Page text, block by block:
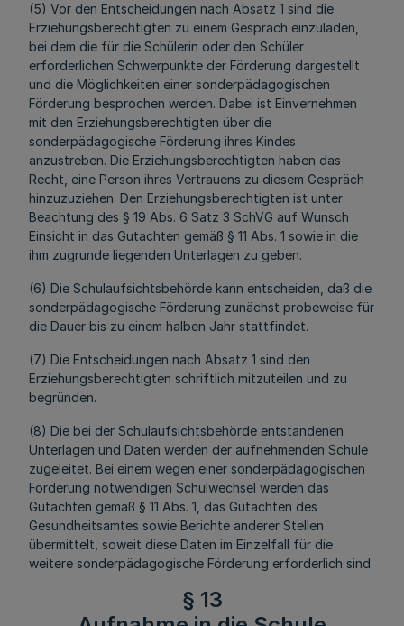
(5) Vor den Entscheidungen nach Absatz 1 sind die
Erziehungsberechtigten zu einem Gespräch einzuladen,
bei dem die für die Schülerin oder den Schüler
erforderlichen Schwerpunkte der Förderung dargestellt
und die Möglichkeiten einer sonderpädagogischen
Förderung besprochen werden. Dabei ist Einvernehmen
mit den Erziehungsberechtigten über die
sonderpädagogische Förderung ihres Kindes
anzustreben. Die Erziehungsberechtigten haben das
Recht, eine Person ihres Vertrauens zu diesem Gespräch
hinzuzuziehen. Den Erziehungsberechtigten ist unter
Beachtung des § 19 Abs. 6 Satz 3 SchVG auf Wunsch
Einsicht in das Gutachten gemäß § 11 Abs. 1 sowie in die
ihm zugrunde liegenden Unterlagen zu geben.
(6) Die Schulaufsichtsbehörde kann entscheiden, daß die
sonderpädagogische Förderung zunächst probeweise für
die Dauer bis zu einem halben Jahr stattfindet.
(7) Die Entscheidungen nach Absatz 1 sind den
Erziehungsberechtigten schriftlich mitzuteilen und zu
begründen.
(8) Die bei der Schulaufsichtsbehörde entstandenen
Unterlagen und Daten werden der aufnehmenden Schule
zugeleitet. Bei einem wegen einer sonderpädagogischen
Förderung notwendigen Schulwechsel werden das
Gutachten gemäß § 11 Abs. 1, das Gutachten des
Gesundheitsamtes sowie Berichte anderer Stellen
übermittelt, soweit diese Daten im Einzelfall für die
weitere sonderpädagogische Förderung erforderlich sind.
§ 13